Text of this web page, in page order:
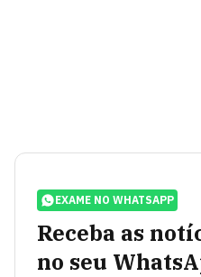
EXAME NO WHATSAPP
Receba as
no seu